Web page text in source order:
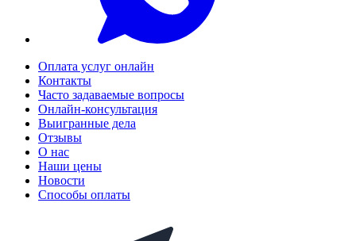
Оплата услуг онлайн
Контакты
Часто задаваемые вопросы
Онлайн-консультация
Выигранные дела
Отзывы
О нас
Наши цены
Новости
Способы оплаты